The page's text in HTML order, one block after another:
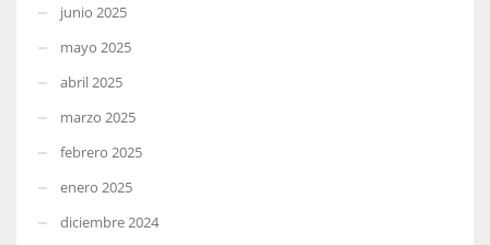
junio 2025
mayo 2025
abril 2025
marzo 2025
febrero 2025
enero 2025
diciembre 2024